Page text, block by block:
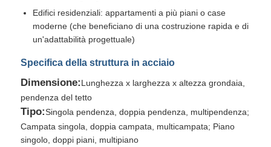
Edifici residenziali: appartamenti a più piani o case
moderne (che beneficiano di una costruzione rapida e di
un'adattabilità progettuale)
Specifica della struttura in acciaio
Dimensione:Lunghezza x larghezza x altezza grondaia,
pendenza del tetto
Tipo:Singola pendenza, doppia pendenza, multipendenza;
Campata singola, doppia campata, multicampata; Piano
singolo, doppi piani, multipiano